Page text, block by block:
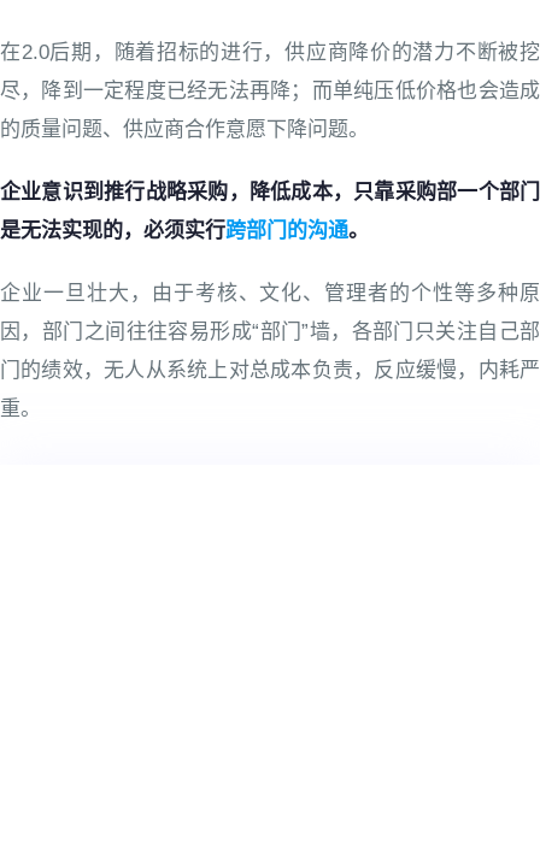
在2.0后期，随着招标的进行，供应商降价的潜力不断被挖
尽，降到一定程度已经无法再降；而单纯压低价格也会造成
的质量问题、供应商合作意愿下降问题。
企业意识到推行战略采购，降低成本，只靠采购部一个部门
是无法实现的，必须实行跨部门的沟通。
企业一旦壮大，由于考核、文化、管理者的个性等多种原
因，部门之间往往容易形成“部门”墙，各部门只关注自己部
门的绩效，无人从系统上对总成本负责，反应缓慢，内耗严
重。